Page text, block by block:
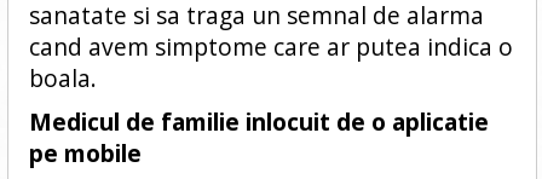
sanatate si sa traga un semnal de alarma
cand avem simptome care ar putea indica o
boala.
Medicul de familie inlocuit de o aplicatie
pe mobile